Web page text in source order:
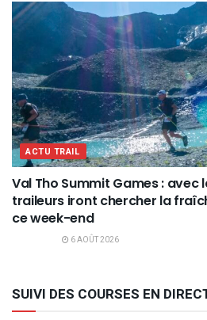
ACTU TRAIL
Val Tho Summit Games : avec
traileurs iront chercher la
ce week-end
6 AOÛT 2026
SUIVI DES COURSES EN